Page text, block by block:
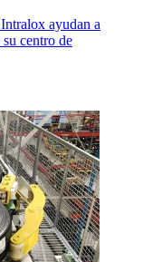
ayudan a
centro de